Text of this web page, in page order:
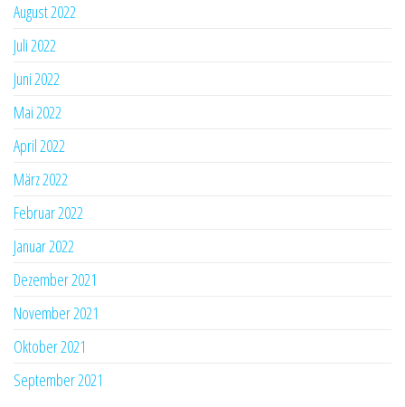
August 2022
Juli 2022
Juni 2022
Mai 2022
April 2022
März 2022
Februar 2022
Januar 2022
Dezember 2021
November 2021
Oktober 2021
September 2021